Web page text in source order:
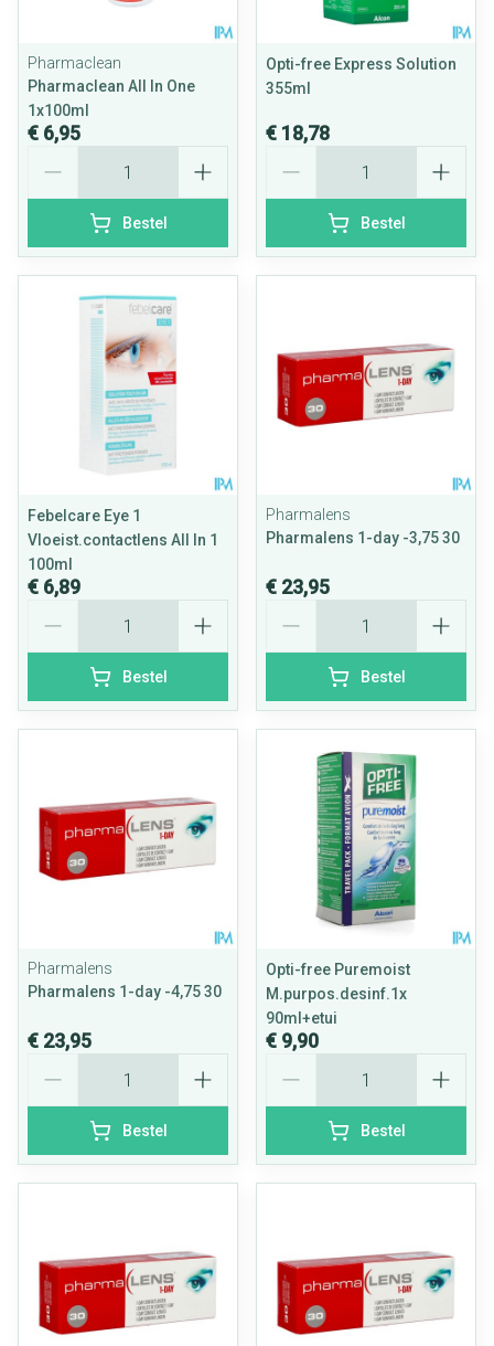
Pharmaclean
Pharmaclean All In One
1x100ml
€ 6,95
Bestel
Opti-free Express Solution
355ml
€ 18,78
Bestel
Febelcare Eye 1
Vloeist.contactlens All In 1
100ml
€ 6,89
Bestel
Pharmalens
Pharmalens 1-day -3,75 30
€ 23,95
Bestel
Pharmalens
Pharmalens 1-day -4,75 30
€ 23,95
Bestel
Opti-free Puremoist
M.purpos.desinf.1x
90ml+etui
€ 9,90
Bestel